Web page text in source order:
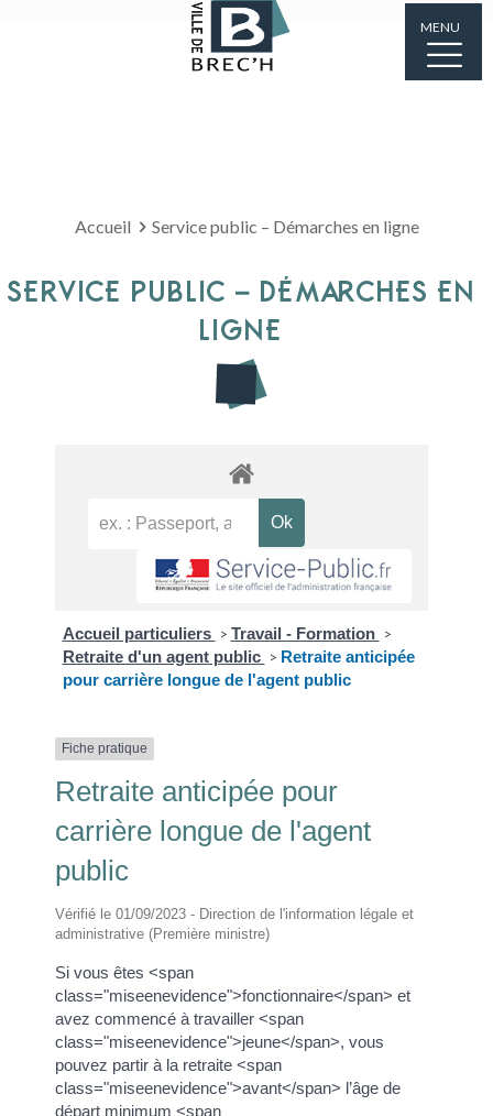
MENU
Accueil Service public – Démarches en ligne
SERVICE PUBLIC – DÉMARCHES EN
LIGNE
Accueil particuliers > Travail - Formation >
Retraite d'un agent public > Retraite anticipée
pour carrière longue de l'agent public
Fiche pratique
Retraite anticipée pour
carrière longue de l'agent
public
Vérifié le 01/09/2023 - Direction de l'information légale et
administrative (Première ministre)
Si vous êtes <span
class="miseenevidence">fonctionnaire</span> et
avez commencé à travailler <span
class="miseenevidence">jeune</span>, vous
pouvez partir à la retraite <span
class="miseenevidence">avant</span> l’âge de
départ minimum <span